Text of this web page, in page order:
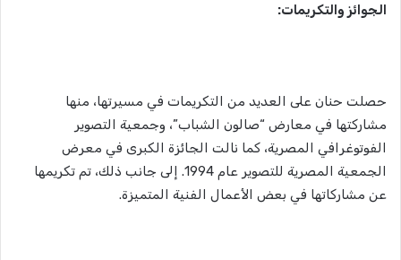
الجوائز والتكريمات:
حصلت حنان على العديد من التكريمات في مسيرتها، منها
مشاركتها في معارض “صالون الشباب”، وجمعية التصوير
الفوتوغرافي المصرية، كما نالت الجائزة الكبرى في معرض
الجمعية المصرية للتصوير عام 1994. إلى جانب ذلك، تم تكريمها
عن مشاركاتها في بعض الأعمال الفنية المتميزة.